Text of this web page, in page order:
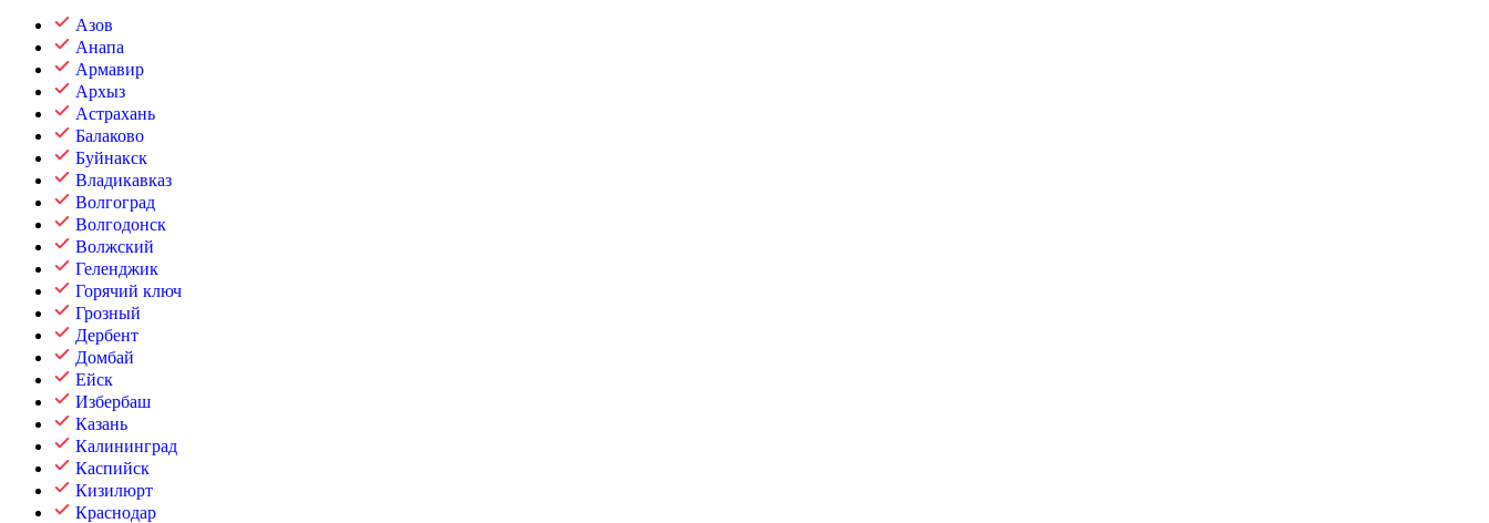
Азов
Анапа
Армавир
Архыз
Астрахань
Балаково
Буйнакск
Владикавказ
Волгоград
Волгодонск
Волжский
Геленджик
Горячий ключ
Грозный
Дербент
Домбай
Ейск
Избербаш
Казань
Калининград
Каспийск
Кизилюрт
Краснодар